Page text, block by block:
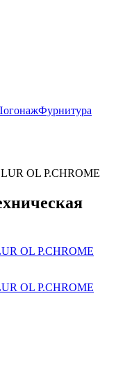
Фурнитура
OL P.CHROME